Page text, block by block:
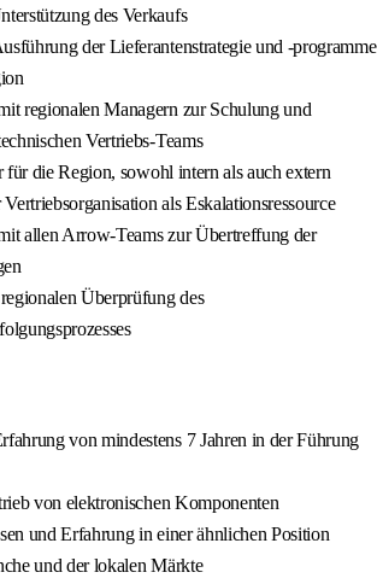
des Verkaufs
der Lieferantenstrategie und -programme
regionalen Managern zur Schulung und
Vertriebs-Teams
für die Region, sowohl intern als auch extern
als Eskalationsressource
allen Arrow-Teams zur Übertreffung der
Überprüfung des
von mindestens 7 Jahren in der Führung
von elektronischen Komponenten
und Erfahrung in einer ähnlichen Position
und der lokalen Märkte